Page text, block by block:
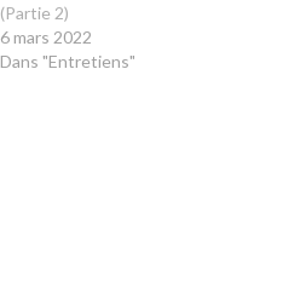
(Partie 2)
6 mars 2022
Dans "Entretiens"